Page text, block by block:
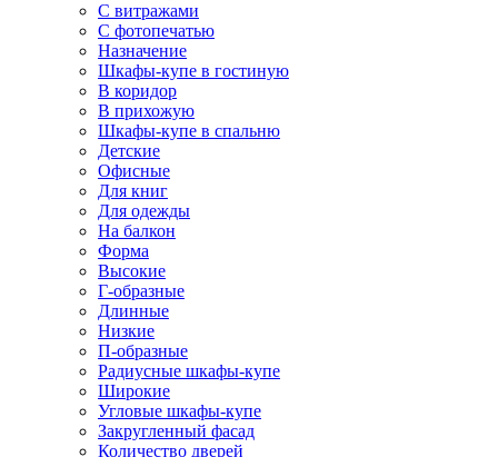
С витражами
С фотопечатью
Назначение
Шкафы-купе в гостиную
В коридор
В прихожую
Шкафы-купе в спальню
Детские
Офисные
Для книг
Для одежды
На балкон
Форма
Высокие
Г-образные
Длинные
Низкие
П-образные
Радиусные шкафы-купе
Широкие
Угловые шкафы-купе
Закругленный фасад
Количество дверей